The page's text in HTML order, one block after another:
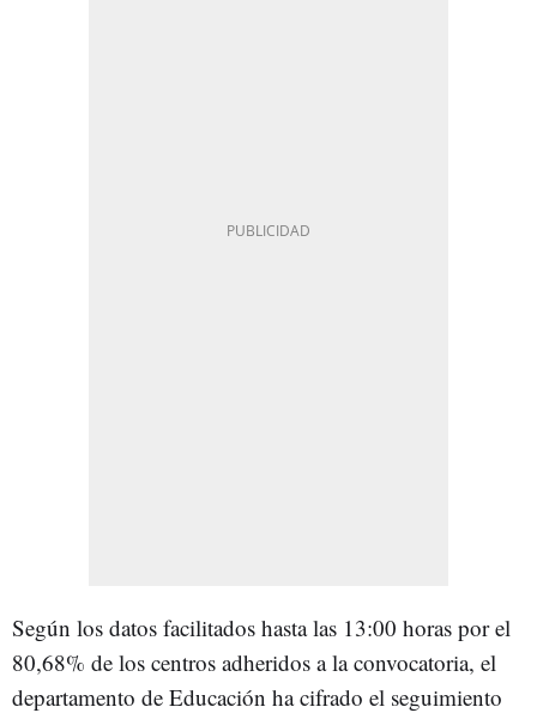
Según los datos facilitados hasta las 13:00 horas por el
80,68% de los centros adheridos a la convocatoria, el
departamento de Educación ha cifrado el seguimiento